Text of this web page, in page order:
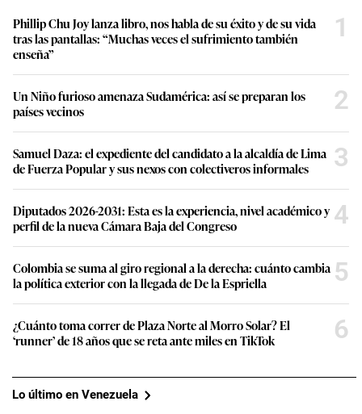
Phillip Chu Joy lanza libro, nos habla de su éxito y de su vida
tras las pantallas: “Muchas veces el sufrimiento también
enseña”
1
Un Niño furioso amenaza Sudamérica: así se preparan los
países vecinos
2
Samuel Daza: el expediente del candidato a la alcaldía de Lima
de Fuerza Popular y sus nexos con colectiveros informales
3
Diputados 2026-2031: Esta es la experiencia, nivel académico y
perfil de la nueva Cámara Baja del Congreso
4
Colombia se suma al giro regional a la derecha: cuánto cambia
la política exterior con la llegada de De la Espriella
5
¿Cuánto toma correr de Plaza Norte al Morro Solar? El
‘runner’ de 18 años que se reta ante miles en TikTok
6
Lo último en Venezuela